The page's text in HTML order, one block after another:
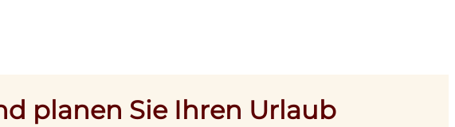
planen Sie Ihren Urlaub